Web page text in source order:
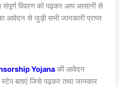
संपूर्ण विवरण को पढ़कर आप आसानी से
आवेदन से जुड़ी सभी जानकारी प्राप्त
Yojana की आवेदन
स्टेप बताएं जिसे पढ़कर तथा जानकार